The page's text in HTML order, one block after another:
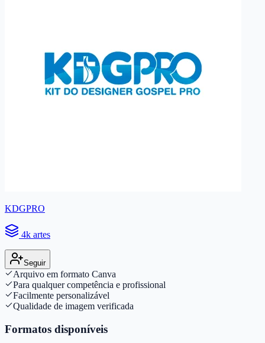
KDGPRO
4k artes
Seguir
Arquivo em formato Canva
Para qualquer competência e profissional
Facilmente personalizável
Qualidade de imagem verificada
Formatos disponíveis